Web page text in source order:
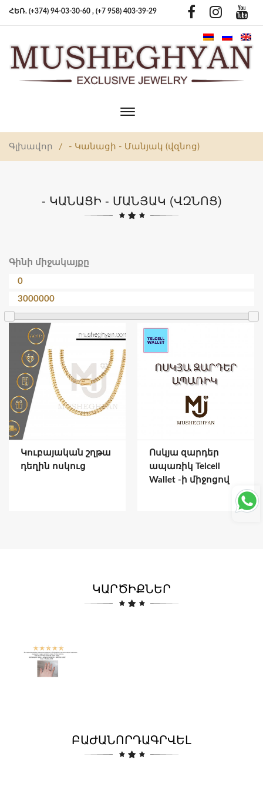
ՀԵՌ. (+374) 94-03-30-60 , (+7 958) 403-39-29
Toggle
navigation
Գլխավոր / - Կանացի - Մանյակ (վզնոց)
- ԿԱՆԱՑԻ - ՄԱՆՅԱԿ (ՎԶՆՈՑ)
Գինի միջակայքը
Կուբայական շղթա
դեղին ոսկուց
Ոսկյա զարդեր
ապառիկ Telcell
Wallet -ի միջոցով
ԿԱՐԾԻՔՆԵՐ
ԲԱԺԱՆՈՐԴԱԳՐՎԵԼ